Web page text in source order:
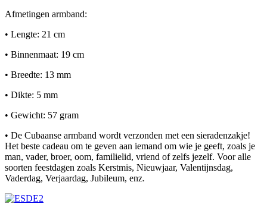
Afmetingen armband:
• Lengte: 21 cm
• Binnenmaat: 19 cm
• Breedte: 13 mm
• Dikte: 5 mm
• Gewicht: 57 gram
• De Cubaanse armband wordt verzonden met een sieradenzakje!
Het beste cadeau om te geven aan iemand om wie je geeft, zoals je
man, vader, broer, oom, familielid, vriend of zelfs jezelf. Voor alle
soorten feestdagen zoals Kerstmis, Nieuwjaar, Valentijnsdag,
Vaderdag, Verjaardag, Jubileum, enz.